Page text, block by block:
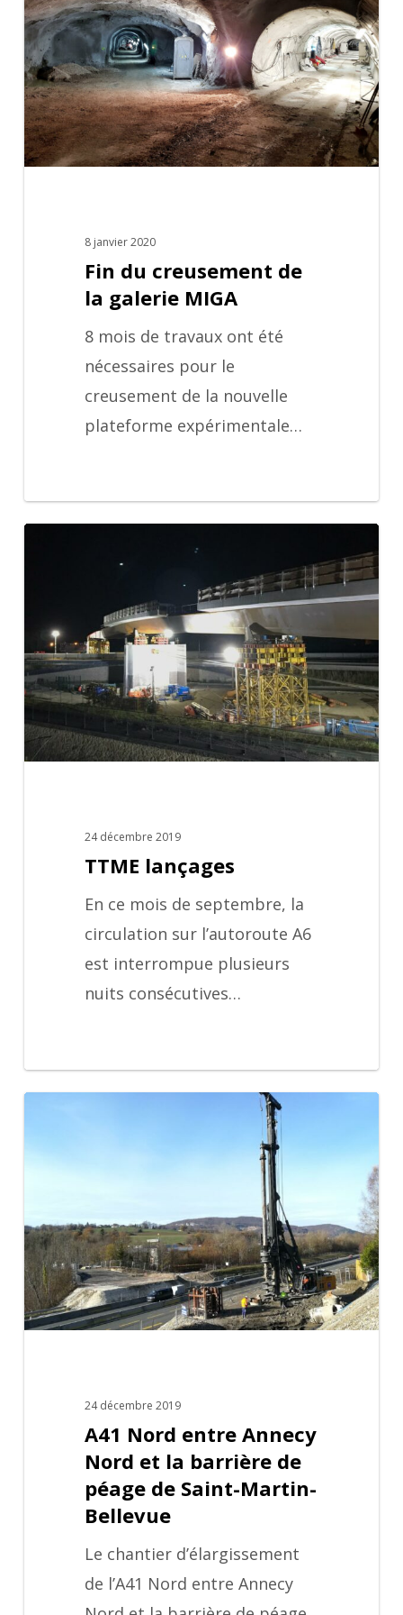
de
la
galerie
MIGA
8 janvier 2020
Fin du creusement de
la galerie MIGA
8 mois de travaux ont été
nécessaires pour le
creusement de la nouvelle
plateforme expérimentale…
24 décembre 2019
TTME lançages
En ce mois de septembre, la
circulation sur l’autoroute A6
est interrompue plusieurs
nuits consécutives…
Nord
et
la
barrière
Bellevue
24 décembre 2019
A41 Nord entre Annecy
Nord et la barrière de
péage de Saint-Martin-
Bellevue
Le chantier d’élargissement
de l’A41 Nord entre Annecy